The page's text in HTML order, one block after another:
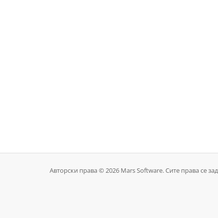
Авторски права © 2026 Mars Software. Сите права се